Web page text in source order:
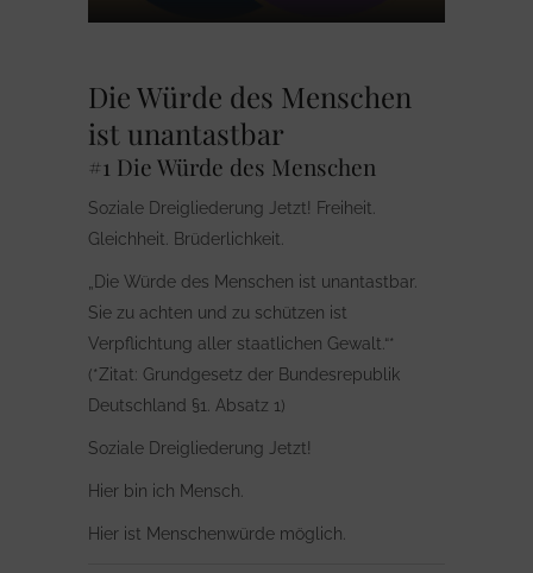
Die Würde des Menschen
ist unantastbar
#1 Die Würde des Menschen
Soziale Dreigliederung Jetzt! Freiheit.
Gleichheit. Brüderlichkeit.
„Die Würde des Menschen ist unantastbar.
Sie zu achten und zu schützen ist
Verpflichtung aller staatlichen Gewalt.“*
(*Zitat: Grundgesetz der Bundesrepublik
Deutschland §1. Absatz 1)
Soziale Dreigliederung Jetzt!
Hier bin ich Mensch.
Hier ist Menschenwürde möglich.